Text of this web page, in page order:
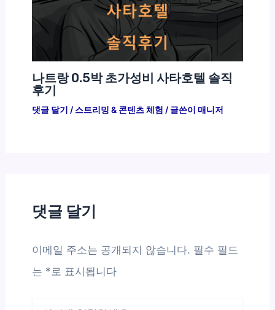
나트랑 0.5박 초가성비 사타호텔 솔직
후기
댓글 달기 / 스트리밍 & 콘텐츠 체험 / 글쓴이 매니저
댓글 달기
이메일 주소는 공개되지 않습니다. 필수 필드
는 * 로 표시됩니다